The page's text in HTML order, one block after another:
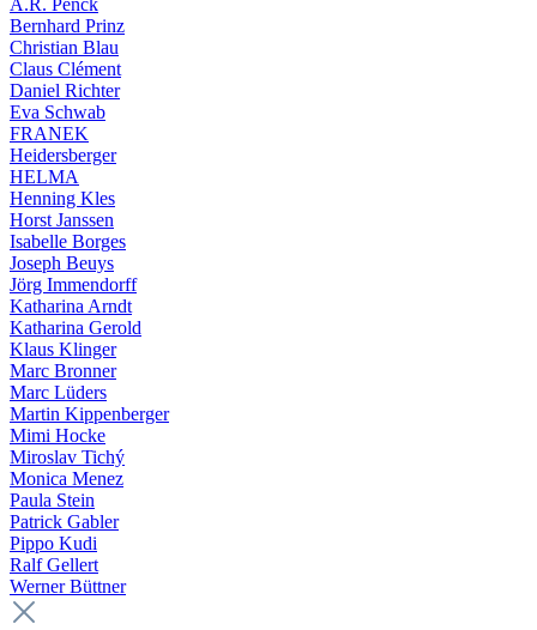
A.R. Penck
Bernhard Prinz
Christian Blau
Claus Clément
Daniel Richter
Eva Schwab
FRANEK
Heidersberger
HELMA
Henning Kles
Horst Janssen
Isabelle Borges
Joseph Beuys
Jörg Immendorff
Katharina Arndt
Katharina Gerold
Klaus Klinger
Marc Bronner
Marc Lüders
Martin Kippenberger
Mimi Hocke
Miroslav Tichý
Monica Menez
Paula Stein
Patrick Gabler
Pippo Kudi
Ralf Gellert
Werner Büttner